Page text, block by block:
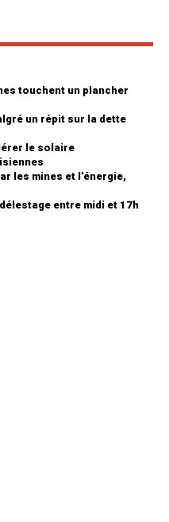
touchent un plancher
un répit sur la dette
le solaire
les mines et l’énergie,
entre midi et 17h